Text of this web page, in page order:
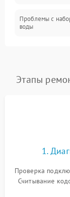
Проблемы с
воды
Замена платы
Этапы
1.
Проверка
Считывание
выявления